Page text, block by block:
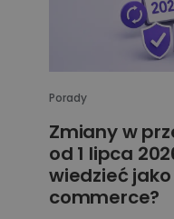
Porady
Zmiany w
od 1 lipca
wiedzieć
commerce?